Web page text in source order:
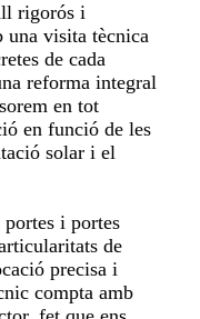
rigorós i
una visita tècnica
de cada
reforma integral
en tot
en funció de les
solar i el
i portes
de
precisa i
compta amb